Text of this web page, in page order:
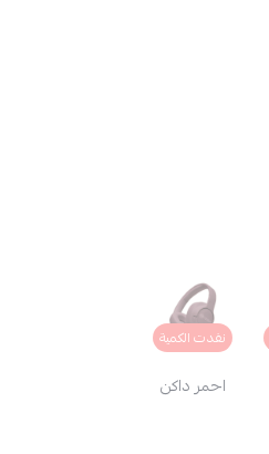
نفدت الكمية
احمر داكن